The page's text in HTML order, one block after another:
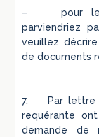
– pour les
parviendriez
veuillez
de documents
7. Par lettre
requérante
demande de